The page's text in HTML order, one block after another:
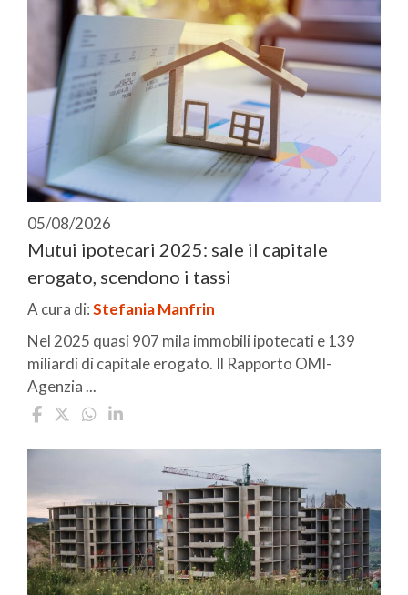
05/08/2026
Mutui ipotecari 2025: sale il capitale
erogato, scendono i tassi
A cura di:Stefania Manfrin
Nel 2025 quasi 907 mila immobili ipotecati e 139
miliardi di capitale erogato. Il Rapporto OMI-
Agenzia ...